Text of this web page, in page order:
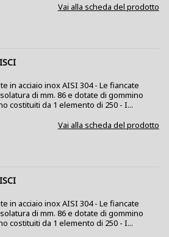
Vai alla scheda del prodotto
in acciaio inox AISI 304 - Le fiancate
di mm. 86 e dotate di gommino
costituiti da 1 elemento di 250 - I...
Vai alla scheda del prodotto
in acciaio inox AISI 304 - Le fiancate
di mm. 86 e dotate di gommino
costituiti da 1 elemento di 250 - I...